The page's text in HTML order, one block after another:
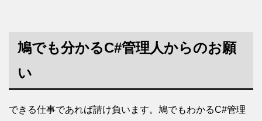
鳩でも分かるC#管理人からのお願
い
できる仕事であれば請け負います。鳩でもわかるC#管理